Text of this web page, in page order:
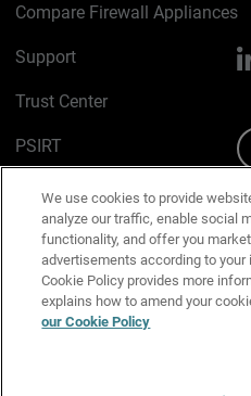
Compare Firewall Appliances
Support
Trust Center
PSIRT
Cookie Policy
Privacy Policy
Media & Brand Kit
Manage Email Preferences
We use cookies to provide
analyze our traffic, enable social
functionality, and offer you
advertisements according to your
Cookie Policy provides more
explains how to amend your
our Cookie Policy